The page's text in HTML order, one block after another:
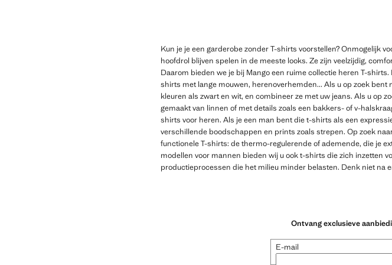
Kun je je een garderobe zonder T-shirts voorstellen? Onmogelijk
hoofdrol blijven spelen in de meeste looks. Ze zijn veelzijdig,
Daarom bieden we je bij Mango een ruime collectie heren T-
shirts met lange mouwen, herenoverhemden... Als u op zoek
kleuren als zwart en wit, en combineer ze met uw jeans. Als u op
gemaakt van linnen of met details zoals een bakkers- of v-
shirts voor heren. Als je een man bent die t-shirts als een
verschillende boodschappen en prints zoals strepen. Op zoek
functionele T-shirts: de thermo-regulerende of ademende, die je
modellen voor mannen bieden wij u ook t-shirts die zich inzetten
productieprocessen die het milieu minder belasten. Denk niet na
Ontvang exclusieve
E-mail